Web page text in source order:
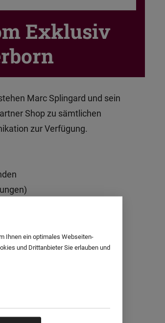
Ihnen ein optimales Webseiten-
und Drittanbieter Sie erlauben und
Exklusiv
Marc Splingard und sein
Shop zu sämtlichen
zur Verfügung.
Schadensfall)